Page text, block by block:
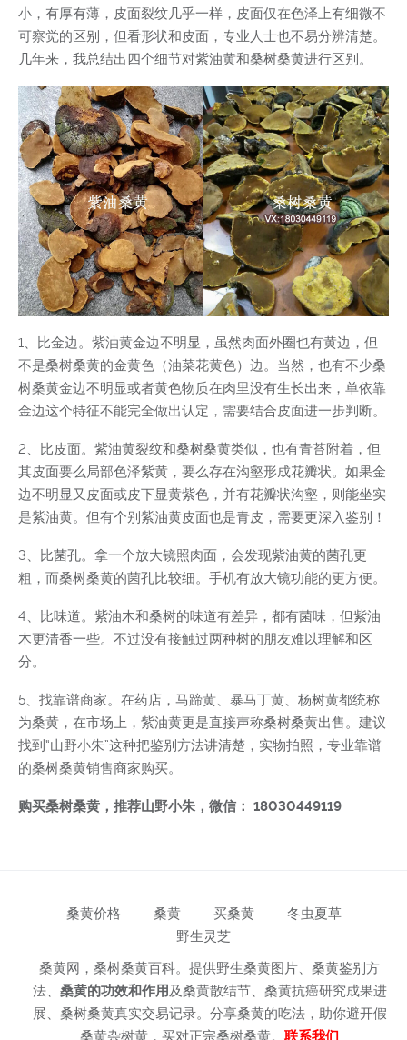
小，有厚有薄，皮面裂纹几乎一样，皮面仅在色泽上有细微不
可察觉的区别，但看形状和皮面，专业人士也不易分辨清楚。
几年来，我总结出四个细节对紫油黄和桑树桑黄进行区别。
1、比金边。紫油黄金边不明显，虽然肉面外圈也有黄边，但
不是桑树桑黄的金黄色（油菜花黄色）边。当然，也有不少桑
树桑黄金边不明显或者黄色物质在肉里没有生长出来，单依靠
金边这个特征不能完全做出认定，需要结合皮面进一步判断。
2、比皮面。紫油黄裂纹和桑树桑黄类似，也有青苔附着，但
其皮面要么局部色泽紫黄，要么存在沟壑形成花瓣状。如果金
边不明显又皮面或皮下显黄紫色，并有花瓣状沟壑，则能坐实
是紫油黄。但有个别紫油黄皮面也是青皮，需要更深入鉴别！
3、比菌孔。拿一个放大镜照肉面，会发现紫油黄的菌孔更
粗，而桑树桑黄的菌孔比较细。手机有放大镜功能的更方便。
4、比味道。紫油木和桑树的味道有差异，都有菌味，但紫油
木更清香一些。不过没有接触过两种树的朋友难以理解和区
分。
5、找靠谱商家。在药店，马蹄黄、暴马丁黄、杨树黄都统称
为桑黄，在市场上，紫油黄更是直接声称桑树桑黄出售。建议
找到“山野小朱”这种把鉴别方法讲清楚，实物拍照，专业靠谱
的桑树桑黄销售商家购买。
购买桑树桑黄，推荐山野小朱，微信： 18030449119
桑黄价格 桑黄 买桑黄
冬虫夏草
野生灵芝
桑黄网，桑树桑黄百科。提供野生桑黄图片、桑黄鉴别方
法、 桑黄的功效和作用及桑黄散结节、桑黄抗癌研究成果进
展、桑树桑黄真实交易记录。分享桑黄的吃法，助你避开假
桑黄杂树黄，买对正宗桑树桑黄。 联系我们